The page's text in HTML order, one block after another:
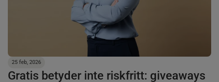
25 feb, 2026
Gratis betyder inte riskfritt: giveaways